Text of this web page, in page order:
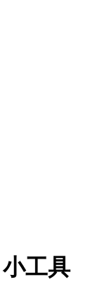
工具